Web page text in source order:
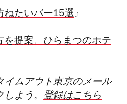
ねたいバー15選』
を提案、ひらまつのホテ
イムアウト東京のメール
よう。 登録はこちら